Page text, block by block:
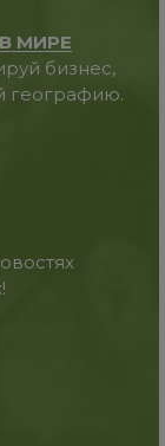
В МИРЕ
бизнес,
географию.